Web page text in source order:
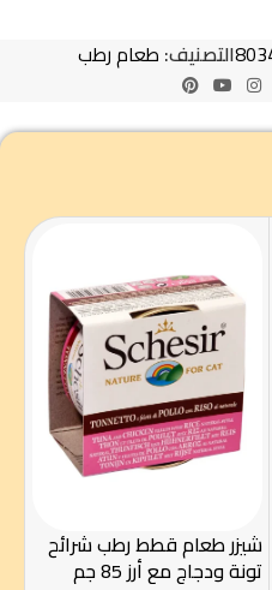
التصنيف: طعام رطب
شيزر طعام قطط رطب شرائح
تونة ودجاج مع أرز 85 جم